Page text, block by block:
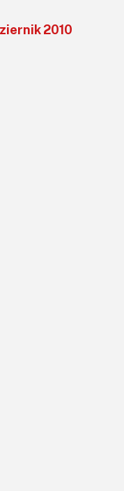
2010